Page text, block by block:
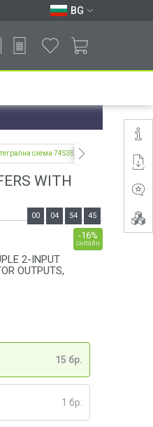
BG
схема 74S38, TTL серия S,
WITH
2-INPUT
OUTPUTS,
15 бр.
1 бр.
-16%
онлайн
00 04 54 44